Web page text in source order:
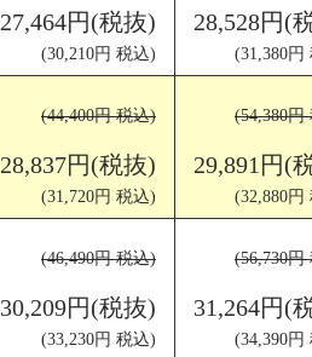
27,464円(税抜)
(30,210円 税込)
28,528円(
(31,380円
(44,400円 税込)
28,837円(税抜)
(31,720円 税込)
(54,380円
29,891円(
(32,880円
(46,490円 税込)
30,209円(税抜)
(33,230円 税込)
(56,730円
31,264円(
(34,390円